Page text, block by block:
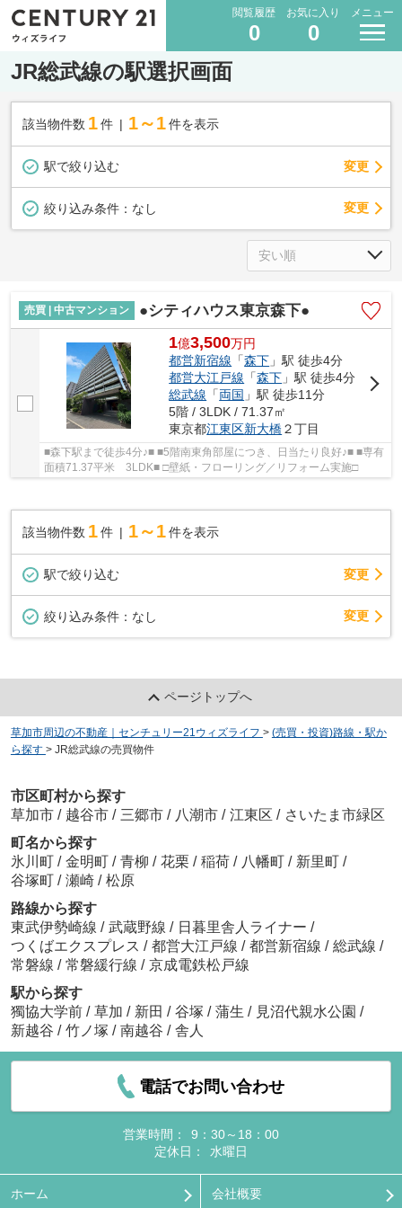
閲覧履歴
0
お気に入り
0
メニュー
JR総武線の駅選択画面
該当物件数 1件 1～1 件を表示
駅で絞り込む 変更
絞り込み条件： なし 変更
売買 | 中古マンション ●シティハウス東京森下●
1億3,500万円
都営新宿線 「森下 」駅 徒歩4分
都営大江戸線 「森下 」駅 徒歩4分
総武線 「両国 」駅 徒歩11分
5階 / 3LDK / 71.37㎡
東京都江東区新大橋２丁目
■森下駅まで徒歩4分♪■ ■5階南東角部屋につき、日当たり良好♪■ ■専有
面積71.37平米 3LDK■ □壁紙・フローリング／リフォーム実施□
該当物件数 1件 1～1 件を表示
駅で絞り込む 変更
絞り込み条件： なし 変更
ページトップへ
草加市周辺の不動産｜センチュリー21ウィズライフ > (売買・投資)路線・駅か
ら探す > JR総武線の売買物件
市区町村から探す
草加市 / 越谷市 / 三郷市 / 八潮市 / 江東区 / さいたま市緑区
町名から探す
氷川町 / 金明町 / 青柳 / 花栗 / 稲荷 / 八幡町 / 新里町 /
谷塚町 / 瀬崎 / 松原
路線から探す
東武伊勢崎線 / 武蔵野線 / 日暮里舎人ライナー /
つくばエクスプレス / 都営大江戸線 / 都営新宿線 / 総武線 /
常磐線 / 常磐緩行線 / 京成電鉄松戸線
駅から探す
獨協大学前 / 草加 / 新田 / 谷塚 / 蒲生 / 見沼代親水公園 /
新越谷 / 竹ノ塚 / 南越谷 / 舎人
電話でお問い合わせ
営業時間：
9：30～18：00
定休日：
水曜日
ホーム 会社概要